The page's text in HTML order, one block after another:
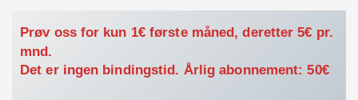
Prøv oss for kun 1€ første måned, deretter 5€ pr.
mnd.
Det er ingen bindingstid. Årlig abonnement: 50€